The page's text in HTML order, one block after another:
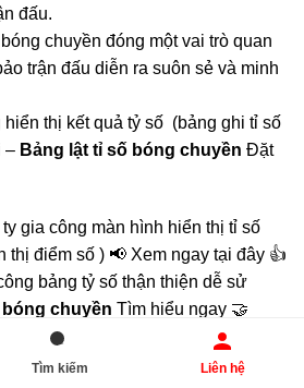
đấu.
chuyền đóng một vai trò quan
trận đấu diễn ra suôn sẻ và minh
thị kết quả tỷ số (bảng ghi tỉ số
– Bảng lật tỉ số bóng chuyền Đặt
gia công màn hình hiển thị tỉ số
thị điểm số ) 📢 Xem ngay tại đây 👍
bảng tỷ số thận thiện dễ sử
chuyền Tìm hiểu ngay 🤝
Tìm kiếm Liên hệ